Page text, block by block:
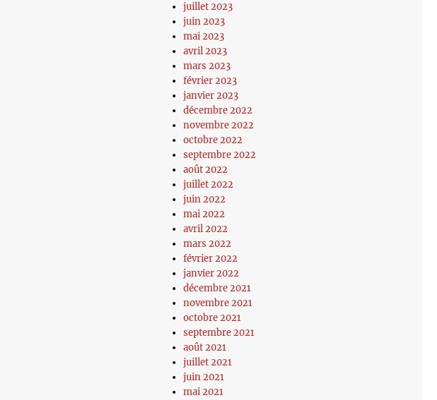
juillet 2023
juin 2023
mai 2023
avril 2023
mars 2023
février 2023
janvier 2023
décembre 2022
novembre 2022
octobre 2022
septembre 2022
août 2022
juillet 2022
juin 2022
mai 2022
avril 2022
mars 2022
février 2022
janvier 2022
décembre 2021
novembre 2021
octobre 2021
septembre 2021
août 2021
juillet 2021
juin 2021
mai 2021